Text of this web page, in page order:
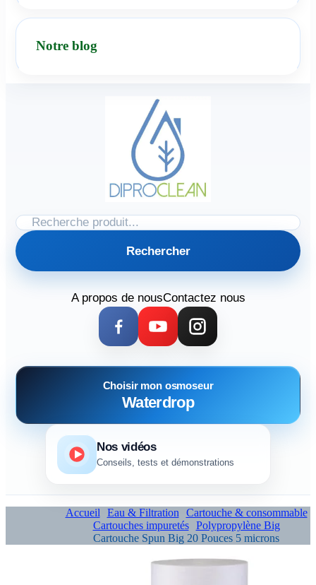
Notre blog
Rechercher
A propos de nousContactez nous
Choisir mon osmoseur
Waterdrop
Nos vidéos
Conseils, tests et démonstrations
Accueil Eau & Filtration
Cartouche & consommable
Cartouches impuretés
Polypropylène Big
Cartouche Spun Big 20 Pouces 5 microns